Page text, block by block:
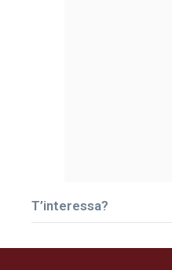
T’interessa?